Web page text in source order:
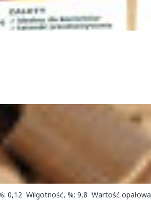
Wilgotność, %: 9,8 Wartość opałowa